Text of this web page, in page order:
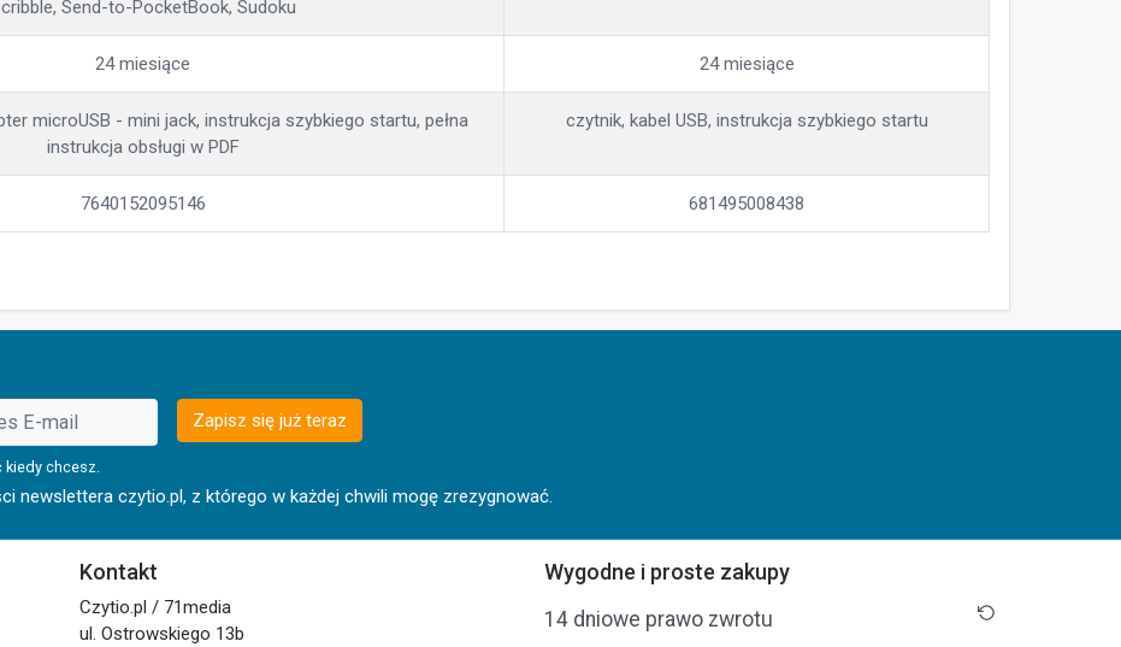
Send-to-PocketBook, Sudoku
24 miesiące 24 miesiące
microUSB - mini jack, instrukcja szybkiego startu, pełna
instrukcja obsługi w PDF
czytnik, kabel USB, instrukcja szybkiego startu
7640152095146 681495008438
Zapisz się już teraz
chcesz.
newslettera czytio.pl, z którego w każdej chwili mogę zrezygnować.
Kontakt
Czytio.pl / 71media
ul. Ostrowskiego 13b
Wygodne i proste zakupy
14 dniowe prawo zwrotu